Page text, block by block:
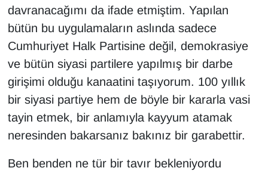
davranacağımı da ifade etmiştim. Yapılan
bütün bu uygulamaların aslında sadece
Cumhuriyet Halk Partisine değil, demokrasiye
ve bütün siyasi partilere yapılmış bir darbe
girişimi olduğu kanaatini taşıyorum. 100 yıllık
bir siyasi partiye hem de böyle bir kararla vasi
tayin etmek, bir anlamıyla kayyum atamak
neresinden bakarsanız bakınız bir garabettir.
Ben benden ne tür bir tavır bekleniyordu